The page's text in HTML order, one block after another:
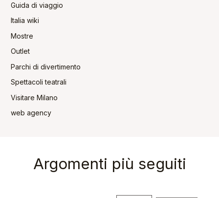
Guida di viaggio
Italia wiki
Mostre
Outlet
Parchi di divertimento
Spettacoli teatrali
Visitare Milano
web agency
Argomenti più seguiti